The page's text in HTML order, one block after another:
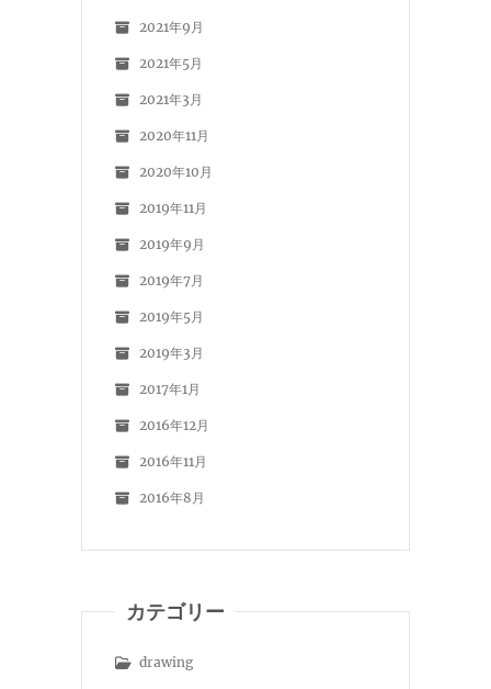
2021年9月
2021年5月
2021年3月
2020年11月
2020年10月
2019年11月
2019年9月
2019年7月
2019年5月
2019年3月
2017年1月
2016年12月
2016年11月
2016年8月
カテゴリー
drawing